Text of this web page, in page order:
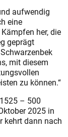
aufwendig
eine
her, die
geprägt
mit diesem
zu können.“
– 500
2025 in
kehrt dann nach